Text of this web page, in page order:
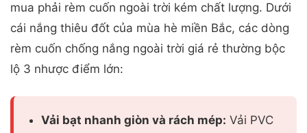
mua phải rèm cuốn ngoài trời kém chất lượng. Dưới
cái nắng thiêu đốt của mùa hè miền Bắc, các dòng
rèm cuốn chống nắng ngoài trời giá rẻ thường bộc
lộ 3 nhược điểm lớn:
Vải bạt nhanh giòn và rách mép: Vải PVC